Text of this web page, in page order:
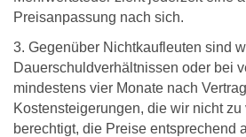
Preisanpassung nach sich.
3. Gegenüber Nichtkaufleuten sind
Dauerschuldverhältnissen oder bei
mindestens vier Monate nach
Kostensteigerungen, die wir nicht zu
berechtigt, die Preise entsprechend